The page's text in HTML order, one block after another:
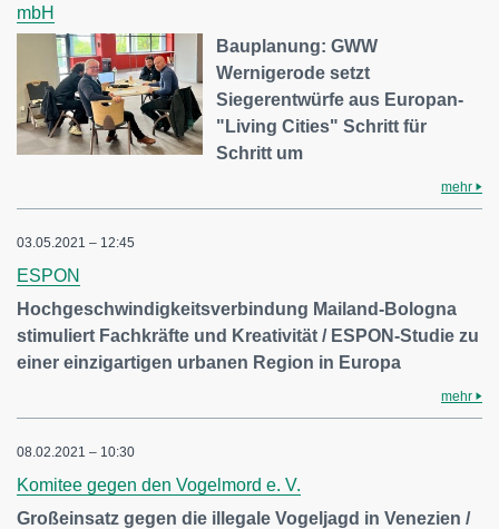
mbH
Bauplanung: GWW
Wernigerode setzt
Siegerentwürfe aus Europan-
"Living Cities" Schritt für
Schritt um
mehr
03.05.2021 – 12:45
ESPON
Hochgeschwindigkeitsverbindung Mailand-Bologna
stimuliert Fachkräfte und Kreativität / ESPON-Studie zu
einer einzigartigen urbanen Region in Europa
mehr
08.02.2021 – 10:30
Komitee gegen den Vogelmord e. V.
Großeinsatz gegen die illegale Vogeljagd in Venezien /